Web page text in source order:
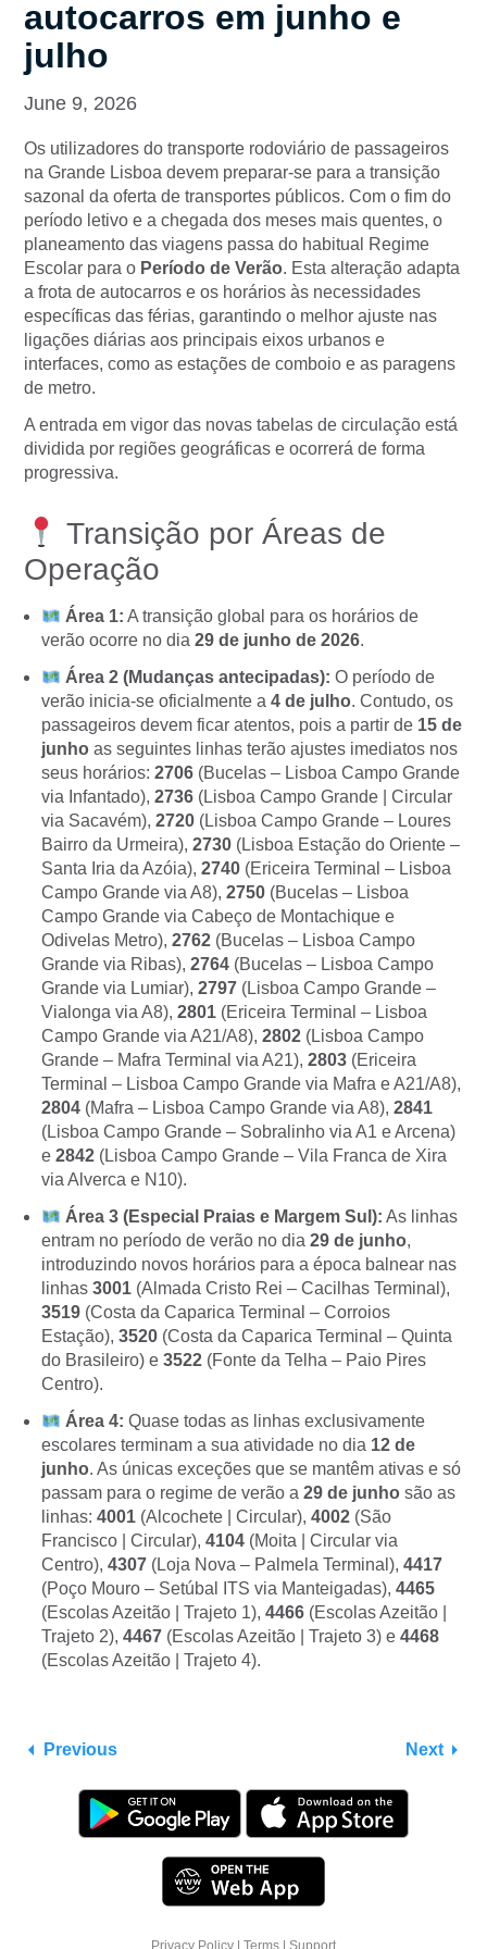
autocarros em junho e
julho
June 9, 2026
Os utilizadores do transporte rodoviário de passageiros
na Grande Lisboa devem preparar-se para a transição
sazonal da oferta de transportes públicos. Com o fim do
período letivo e a chegada dos meses mais quentes, o
planeamento das viagens passa do habitual Regime
Escolar para o Período de Verão. Esta alteração adapta
a frota de autocarros e os horários às necessidades
específicas das férias, garantindo o melhor ajuste nas
ligações diárias aos principais eixos urbanos e
interfaces, como as estações de comboio e as paragens
de metro.
A entrada em vigor das novas tabelas de circulação está
dividida por regiões geográficas e ocorrerá de forma
progressiva.
Transição por Áreas de
Operação
Área 1: A transição global para os horários de
verão ocorre no dia 29 de junho de 2026.
Área 2 (Mudanças antecipadas): O período de
verão inicia-se oficialmente a 4 de julho. Contudo, os
passageiros devem ficar atentos, pois a partir de 15 de
junho as seguintes linhas terão ajustes imediatos nos
seus horários: 2706 (Bucelas – Lisboa Campo Grande
via Infantado), 2736 (Lisboa Campo Grande | Circular
via Sacavém), 2720 (Lisboa Campo Grande – Loures
Bairro da Urmeira), 2730 (Lisboa Estação do Oriente –
Santa Iria da Azóia), 2740 (Ericeira Terminal – Lisboa
Campo Grande via A8), 2750 (Bucelas – Lisboa
Campo Grande via Cabeço de Montachique e
Odivelas Metro), 2762 (Bucelas – Lisboa Campo
Grande via Ribas), 2764 (Bucelas – Lisboa Campo
Grande via Lumiar), 2797 (Lisboa Campo Grande –
Vialonga via A8), 2801 (Ericeira Terminal – Lisboa
Campo Grande via A21/A8), 2802 (Lisboa Campo
Grande – Mafra Terminal via A21), 2803 (Ericeira
Terminal – Lisboa Campo Grande via Mafra e A21/A8),
2804 (Mafra – Lisboa Campo Grande via A8), 2841
(Lisboa Campo Grande – Sobralinho via A1 e Arcena)
e 2842 (Lisboa Campo Grande – Vila Franca de Xira
via Alverca e N10).
Área 3 (Especial Praias e Margem Sul): As linhas
entram no período de verão no dia 29 de junho,
introduzindo novos horários para a época balnear nas
linhas 3001 (Almada Cristo Rei – Cacilhas Terminal),
3519 (Costa da Caparica Terminal – Corroios
Estação), 3520 (Costa da Caparica Terminal – Quinta
do Brasileiro) e 3522 (Fonte da Telha – Paio Pires
Centro).
Área 4: Quase todas as linhas exclusivamente
escolares terminam a sua atividade no dia 12 de
junho. As únicas exceções que se mantêm ativas e só
passam para o regime de verão a 29 de junho são as
linhas: 4001 (Alcochete | Circular), 4002 (São
Francisco | Circular), 4104 (Moita | Circular via
Centro), 4307 (Loja Nova – Palmela Terminal), 4417
(Poço Mouro – Setúbal ITS via Manteigadas), 4465
(Escolas Azeitão | Trajeto 1), 4466 (Escolas Azeitão |
Trajeto 2), 4467 (Escolas Azeitão | Trajeto 3) e 4468
(Escolas Azeitão | Trajeto 4).
Previous Next